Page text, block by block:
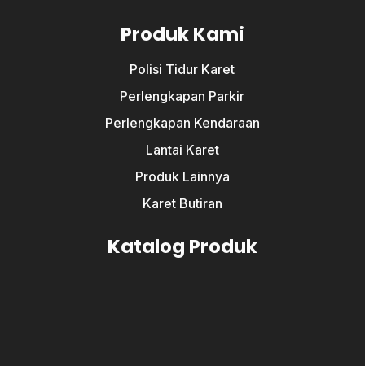
Produk Kami
Polisi Tidur Karet
Perlengkapan Parkir
Perlengkapan Kendaraan
Lantai Karet
Produk Lainnya
Karet Butiran
Katalog Produk